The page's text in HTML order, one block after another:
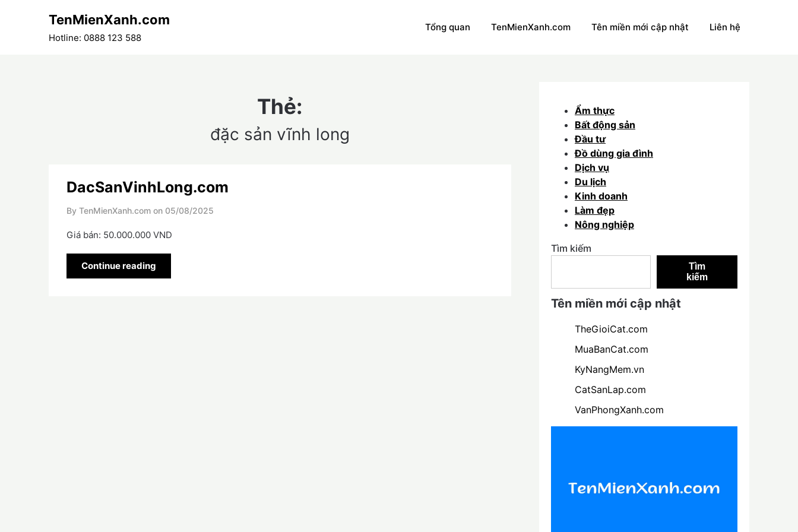
TenMienXanh.com
Hotline: 0888 123 588
Tổng quan TenMienXanh.com Tên miền mới cập nhật Liên hệ
Thẻ:
đặc sản vĩnh long
DacSanVinhLong.com
By TenMienXanh.com on 05/08/2025
Giá bán: 50.000.000 VND
Continue reading
Ẩm thực
Bất động sản
Đầu tư
Đồ dùng gia đình
Dịch vụ
Du lịch
Kinh doanh
Làm đẹp
Nông nghiệp
Tìm kiếm
Tìm
kiếm
Tên miền mới cập nhật
TheGioiCat.com
MuaBanCat.com
KyNangMem.vn
CatSanLap.com
VanPhongXanh.com